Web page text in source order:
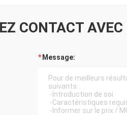
CONTACT AVEC
Message: